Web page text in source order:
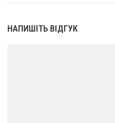
НАПИШІТЬ ВІДГУК